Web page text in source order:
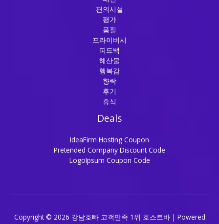
편의시설
평가
품질
프라이버시
피드백
해산물
행복감
향락
후기
휴식
Deals
IdeaFirm Hosting Coupon
Pretended Company Discount Code
LogoIpsum Coupon Code
Copyright © 2026 강남호빠 고객만족 1위 호스트바 | Powered